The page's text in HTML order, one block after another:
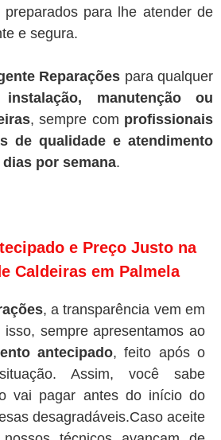
para lhe atender de
e segura.
Reparações para qualquer
instalação, manutenção ou
, sempre com profissionais
de qualidade e atendimento
por semana.
e Preço Justo na
Caldeiras em Palmela
, a transparência vem em
isso, sempre apresentamos ao
antecipado, feito após o
Assim, você sabe
vai pagar antes do início do
desagradáveis.Caso aceite